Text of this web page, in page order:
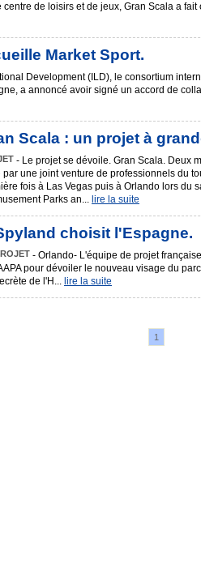
de loisirs et de jeux, Gran Scala a
Market Sport.
Development (ILD), le consortium
a annoncé avoir signé un accord de
Scala : un projet à
- Le projet se dévoile. Gran Scala. Deux
par une joint venture de professionnels du
fois à Las Vegas puis à Orlando lors du
Parks an... lire la suite
choisit l'Espagne.
- Orlando- L'équipe de projet
pour dévoiler le nouveau visage du
de l'H... lire la suite
1